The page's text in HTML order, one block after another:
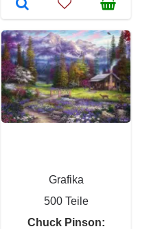
Grafika
500 Teile
Chuck Pinson: